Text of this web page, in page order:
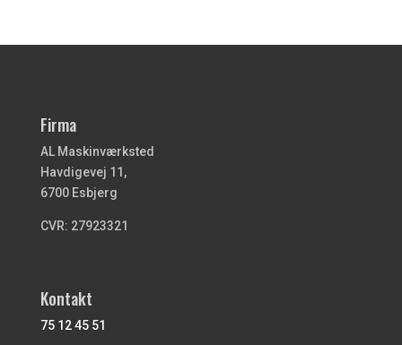
Firma
AL Maskinværksted
Havdigevej 11,
6700 Esbjerg
CVR: 27923321
Kontakt
75 12 45 51